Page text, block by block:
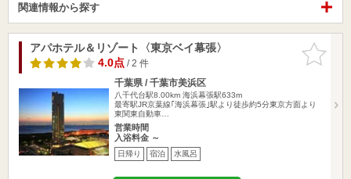
関連情報から探す
お気に入
りに追加
アパホテル＆リゾート〈東京ベイ幕張〉
4.0点/ 2 件
千葉県 / 千葉市美浜区
八千代台駅8.00km 海浜幕張駅633m
最寄駅JR京葉線｢海浜幕張｣駅より徒歩約5分東京方面より
東関東自動車…
営業時間
入浴料金 ～
日帰り 宿泊 水風呂